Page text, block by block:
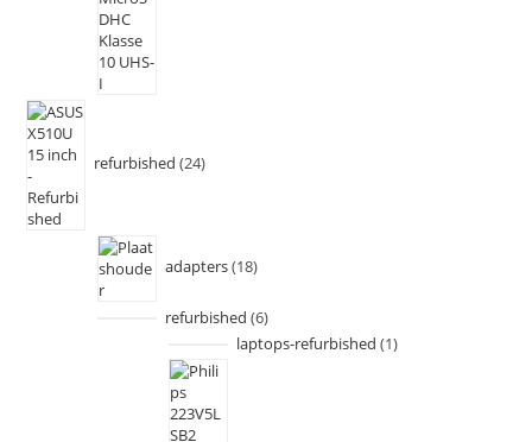
refurbished 24
adapters 18
refurbished 6
laptops-refurbished 1